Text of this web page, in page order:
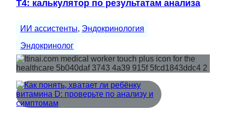
Т4: калькулятор по результатам анализа
ИИ ассистенты, Эндокринология
Эндокринолог